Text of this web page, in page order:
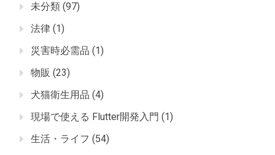
未分類 (97)
法律 (1)
災害時必需品 (1)
物販 (23)
犬猫衛生用品 (4)
現場で使える Flutter開発入門 (1)
生活・ライフ (54)